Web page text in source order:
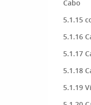
Cabo
5.1.15
5.1.16
5.1.17
5.1.18
5.1.19